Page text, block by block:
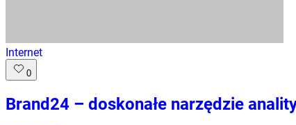
Internet
0
Brand24 – doskonałe narzędzie